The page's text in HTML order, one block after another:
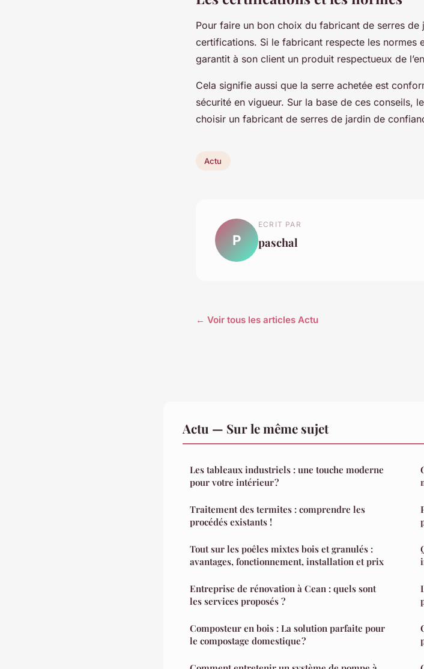
Pour faire un bon choix du fabricant de serres
certifications. Si le fabricant respecte les normes
garantit à son client un produit respectueux de
Cela signifie aussi que la serre achetée est
sécurité en vigueur. Sur la base de ces conseils,
choisir un fabricant de serres de jardin de
Actu
P
ECRIT PAR
paschal
← Voir tous les articles Actu
Actu — Sur le même sujet
Les tableaux industriels : une touche moderne
pour votre intérieur ?
Traitement des termites : comprendre les
procédés existants !
Tout sur les poêles mixtes bois et granulés :
avantages, fonctionnement, installation et prix
Entreprise de rénovation à Cean : quels sont
les services proposés ?
Composteur en bois : La solution parfaite pour
le compostage domestique ?